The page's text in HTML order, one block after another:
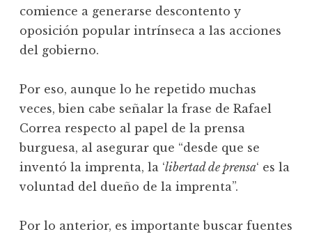
comience a generarse descontento y
oposición popular intrínseca a las acciones
del gobierno.
Por eso, aunque lo he repetido muchas
veces, bien cabe señalar la frase de Rafael
Correa respecto al papel de la prensa
burguesa, al asegurar que “desde que se
inventó la imprenta, la ‘libertad de prensa‘ es la
voluntad del dueño de la imprenta”.
Por lo anterior, es importante buscar fuentes